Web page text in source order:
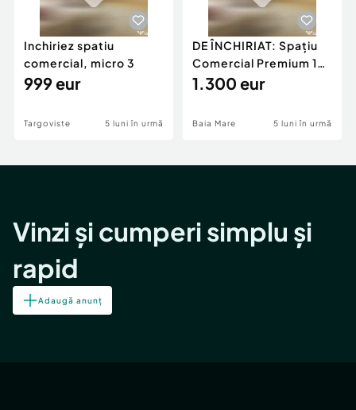
Inchiriez spatiu
comercial, micro 3
999 eur
Targoviste 5 luni în urmă
DE ÎNCHIRIAT: Spațiu
Comercial Premium 146
mp – Vizibili
1.300 eur
Baia Mare 5 luni în urmă
Vinzi și cumperi simplu și
rapid
Adaugă anunț